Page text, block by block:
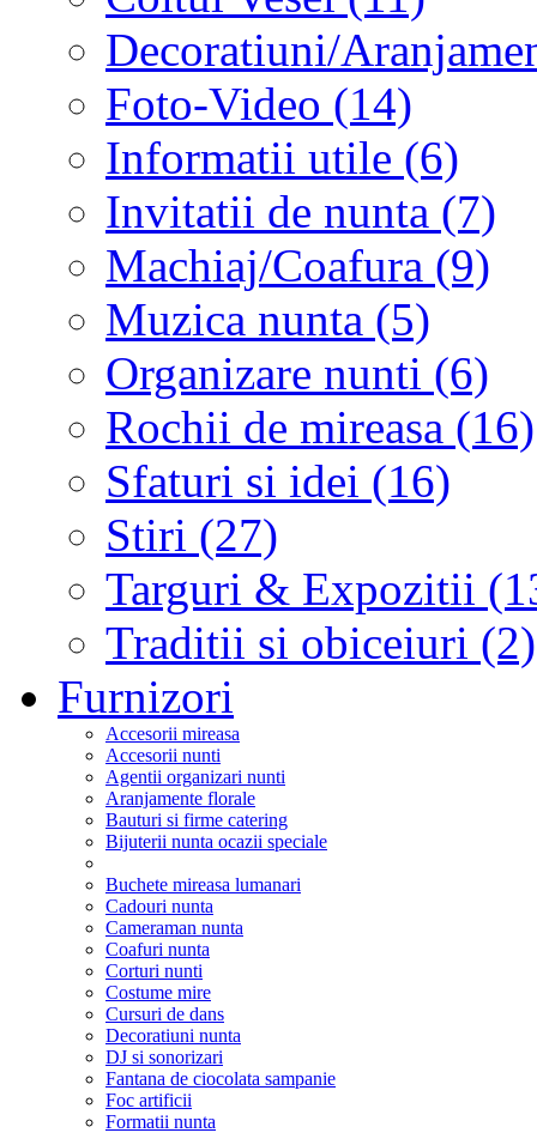
Decoratiuni/
Foto-Video (14)
Informatii utile (6)
Invitatii de nunta (7)
Machiaj/Coafura (9)
Muzica nunta (5)
Organizare nunti (6)
Rochii de mireasa (16)
Sfaturi si idei (16)
Stiri (27)
Targuri & Expozitii
Traditii si obiceiuri (2)
Furnizori
Accesorii mireasa
Accesorii nunti
Agentii organizari nunti
Aranjamente florale
Bauturi si firme catering
Bijuterii nunta ocazii speciale
Buchete mireasa lumanari
Cadouri nunta
Cameraman nunta
Coafuri nunta
Corturi nunti
Costume mire
Cursuri de dans
Decoratiuni nunta
DJ si sonorizari
Fantana de ciocolata sampanie
Foc artificii
Formatii nunta